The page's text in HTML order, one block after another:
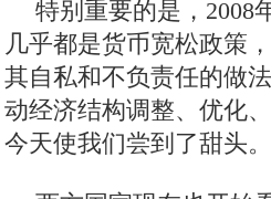
观察者网：您如何看
总结？